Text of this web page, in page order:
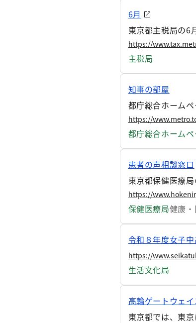
6月
東京都主税局の6
https://
主税局
知事の部屋
都庁総合ホーム
https://
都庁総合ホームペ
患者の声相談窓口
東京都保健医療
https://
保健医療局健康
令和８年度女子
https://
生活文化局
高輪ゲートウェ
東京都では、東